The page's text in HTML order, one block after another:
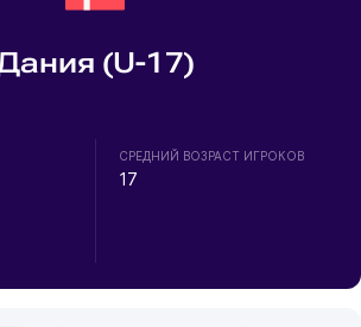
(U-17)
СРЕДНИЙ ВОЗРАСТ ИГРОКОВ
17